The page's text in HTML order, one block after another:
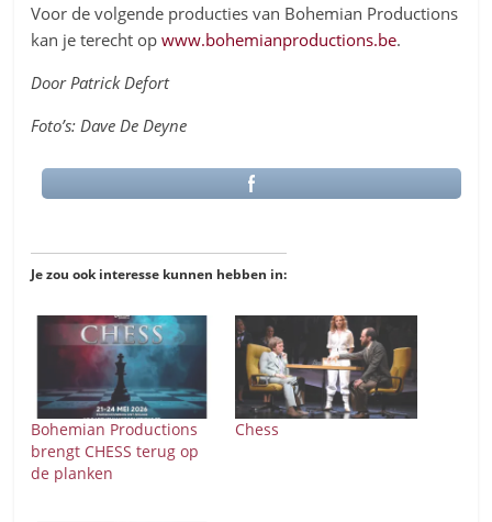
Voor de volgende producties van Bohemian Productions
kan je terecht opwww.bohemianproductions.be.
Door Patrick Defort
Foto’s: Dave De Deyne
Je zou ook interesse kunnen hebben in:
Bohemian Productions
brengt CHESS terug op
de planken
Chess